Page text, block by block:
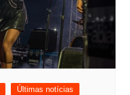
Últimas notícias